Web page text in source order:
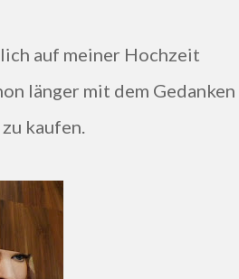
länger mit dem Gedanken
kaufen.